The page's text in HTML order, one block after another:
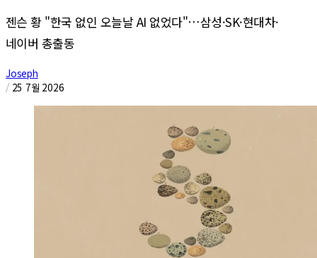
젠슨 황 "한국 없인 오늘날 AI 없었다"…삼성·SK·현대차·
네이버 총출동
Joseph
/ 25 7월 2026